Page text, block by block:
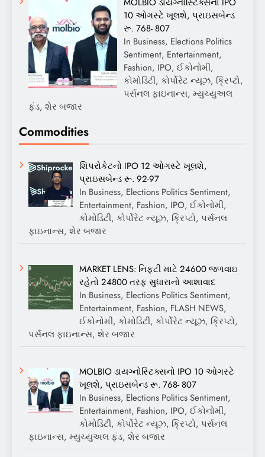
MOLBIO ડાયગ્નોસ્ટિક્સનો IPO
10 ઓગસ્ટે ખૂલશે, પ્રાઇસબેન્ડ
રૂ. 768- 807
In Business, Elections Politics
Sentiment, Entertainment,
Fashion, IPO, ઈકોનોમી,
કોમોડિટી, કોર્પોરેટ ન્યૂઝ, ક્રિપ્ટો,
પર્સનલ ફાઇનાન્સ, મ્યુચ્યુઅલ
ફંડ, શેર બજાર
Commodities
શિપરોકેટનો IPO 12 ઓગસ્ટે ખૂલશે,
પ્રાઇસબેન્ડ રૂ. 92-97
In Business, Elections Politics Sentiment,
Entertainment, Fashion, IPO, ઈકોનોમી,
કોમોડિટી, કોર્પોરેટ ન્યૂઝ, ક્રિપ્ટો, પર્સનલ
ફાઇનાન્સ, શેર બજાર
MARKET LENS: નિફ્ટી માટે 24600 જળવાઇ
રહેતો 24800 તરફ સુધારાનો આશાવાદ
In Business, Elections Politics Sentiment,
Entertainment, Fashion, FLASH NEWS,
ઈકોનોમી, કોમોડિટી, કોર્પોરેટ ન્યૂઝ, ક્રિપ્ટો,
પર્સનલ ફાઇનાન્સ, શેર બજાર
MOLBIO ડાયગ્નોસ્ટિક્સનો IPO 10 ઓગસ્ટે
ખૂલશે, પ્રાઇસબેન્ડ રૂ. 768- 807
In Business, Elections Politics Sentiment,
Entertainment, Fashion, IPO, ઈકોનોમી,
કોમોડિટી, કોર્પોરેટ ન્યૂઝ, ક્રિપ્ટો, પર્સનલ
ફાઇનાન્સ, મ્યુચ્યુઅલ ફંડ, શેર બજાર